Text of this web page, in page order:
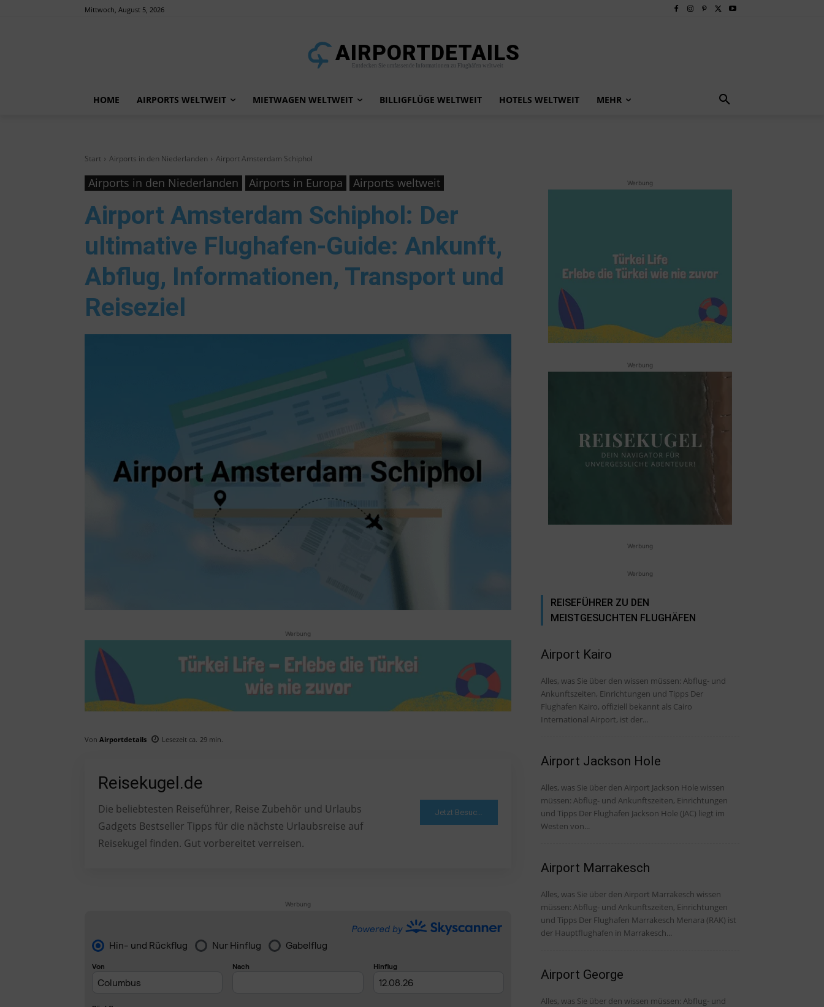
Mittwoch, August 5, 2026
AIRPORTDETAILS
Entdecken Sie umfassende Informationen zu Flughäfen weltweit
HOME AIRPORTS WELTWEIT MIETWAGEN WELTWEIT BILLIGFLÜGE WELTWEIT HOTELS WELTWEIT MEHR
Start Airports in den Niederlanden Airport Amsterdam Schiphol
Airports in den Niederlanden Airports in Europa Airports weltweit
Airport Amsterdam Schiphol: Der
ultimative Flughafen-Guide: Ankunft,
Abflug, Informationen, Transport und
Reiseziel
Werbung
Von Airportdetails Lesezeit ca. 29 min.
Reisekugel.de
Die beliebtesten Reiseführer, Reise Zubehör und Urlaubs
Gadgets Bestseller Tipps für die nächste Urlaubsreise auf
Reisekugel finden. Gut vorbereitet verreisen.
Werbung
Werbung
Werbung
Werbung
Werbung
REISEFÜHRER ZU DEN
MEISTGESUCHTEN FLUGHÄFEN
Airport Kairo
Alles, was Sie über den wissen müssen: Abflug- und
Ankunftszeiten, Einrichtungen und Tipps Der
Flughafen Kairo, offiziell bekannt als Cairo
International Airport, ist der...
Airport Jackson Hole
Alles, was Sie über den Airport Jackson Hole wissen
müssen: Abflug- und Ankunftszeiten, Einrichtungen
und Tipps Der Flughafen Jackson Hole (JAC) liegt im
Westen von...
Airport Marrakesch
Alles, was Sie über den Airport Marrakesch wissen
müssen: Abflug- und Ankunftszeiten, Einrichtungen
und Tipps Der Flughafen Marrakesch Menara (RAK) ist
der Hauptflughafen in Marrakesch...
Airport George
Alles, was Sie über den wissen müssen: Abflug- und